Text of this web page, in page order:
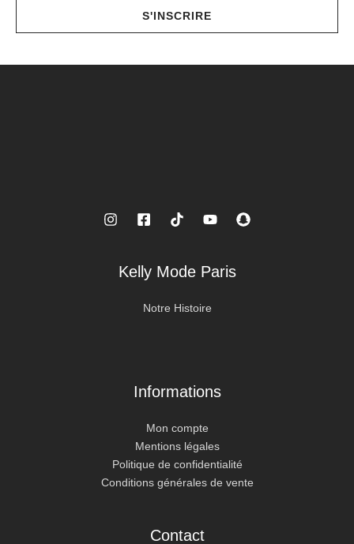
S'INSCRIRE
Kelly Mode Paris
Notre Histoire
Informations
Mon compte
Mentions légales
Politique de confidentialité
Conditions générales de vente
Contact